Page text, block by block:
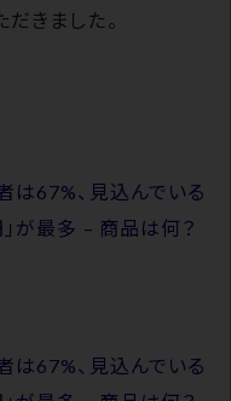
だきました。
は67%、見込んでいる
が最多 – 商品は何？
は67%、見込んでいる